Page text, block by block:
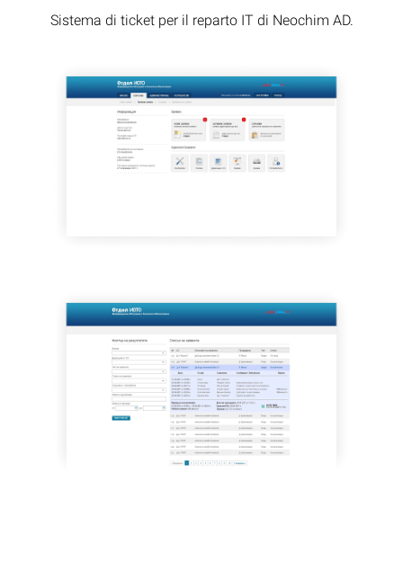
Sistema di ticket per il reparto IT di Neochim AD.